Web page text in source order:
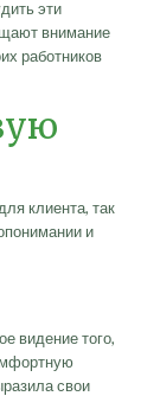
эти
внимание
работников
клиента, так
и
видение того,
свои